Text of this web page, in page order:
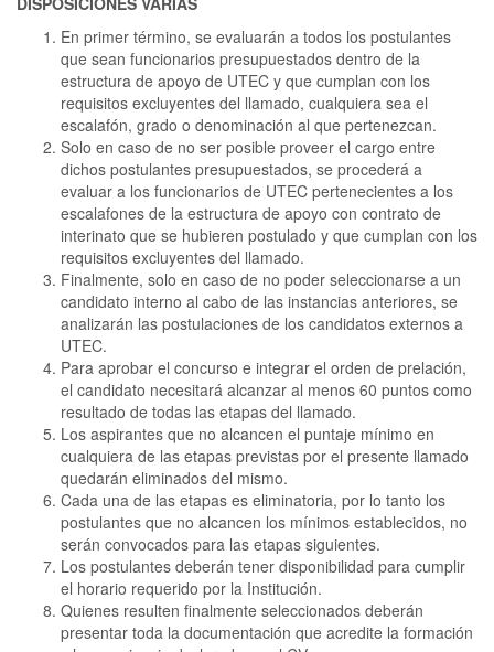
En primer término, se evaluarán a todos los postulantes
que sean funcionarios presupuestados dentro de la
estructura de apoyo de UTEC y que cumplan con los
requisitos excluyentes del llamado, cualquiera sea el
escalafón, grado o denominación al que pertenezcan.
Solo en caso de no ser posible proveer el cargo entre
dichos postulantes presupuestados, se procederá a
evaluar a los funcionarios de UTEC pertenecientes a los
escalafones de la estructura de apoyo con contrato de
interinato que se hubieren postulado y que cumplan con los
requisitos excluyentes del llamado.
Finalmente, solo en caso de no poder seleccionarse a un
candidato interno al cabo de las instancias anteriores, se
analizarán las postulaciones de los candidatos externos a
UTEC.
Para aprobar el concurso e integrar el orden de prelación,
el candidato necesitará alcanzar al menos 60 puntos como
resultado de todas las etapas del llamado.
Los aspirantes que no alcancen el puntaje mínimo en
cualquiera de las etapas previstas por el presente llamado
quedarán eliminados del mismo.
Cada una de las etapas es eliminatoria, por lo tanto los
postulantes que no alcancen los mínimos establecidos, no
serán convocados para las etapas siguientes.
Los postulantes deberán tener disponibilidad para cumplir
el horario requerido por la Institución.
Quienes resulten finalmente seleccionados deberán
presentar toda la documentación que acredite la formación